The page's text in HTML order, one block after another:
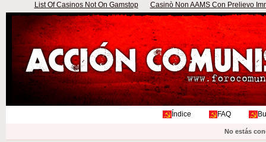
List Of Casinos Not On Gamstop Casinò Non AAMS Con Prelievo
Índice FAQ
No estás